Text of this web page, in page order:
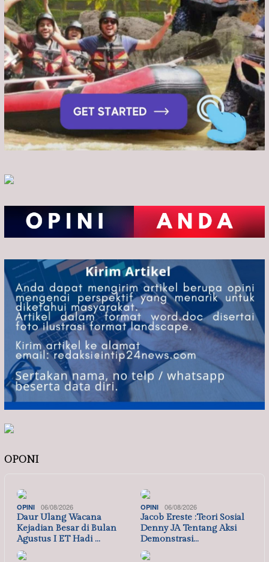
OPONI
OPINI 06/08/2026
Daur Ulang Wacana
Kejadian Besar di Bulan
Agustus I ET Hadi …
OPINI 06/08/2026
Jacob Ereste :Teori Sosial
Denny JA Tentang Aksi
Demonstrasi…